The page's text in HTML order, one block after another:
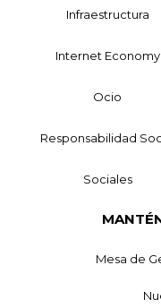
Infraestructura
Internet Economy
Ocio
Responsabilidad
Sociales
Mesa de